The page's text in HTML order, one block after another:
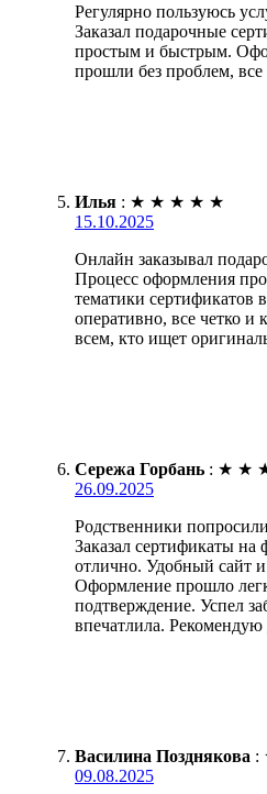
Регулярно пользуюсь
Заказал подарочные
простым и быстрым.
прошли без проблем,
Илья : ★ ★ ★ ★ ★
15.10.2025
Онлайн заказывал
Процесс оформления
тематики сертификатов
оперативно, все четко и
всем, кто ищет
Сережа Горбань : ★ ★
26.09.2025
Родственники
Заказал сертификаты на
отлично. Удобный сайт
Оформление прошло
подтверждение. Успел
впечатлила. Рекомендую
Василина Позднякова :
09.08.2025